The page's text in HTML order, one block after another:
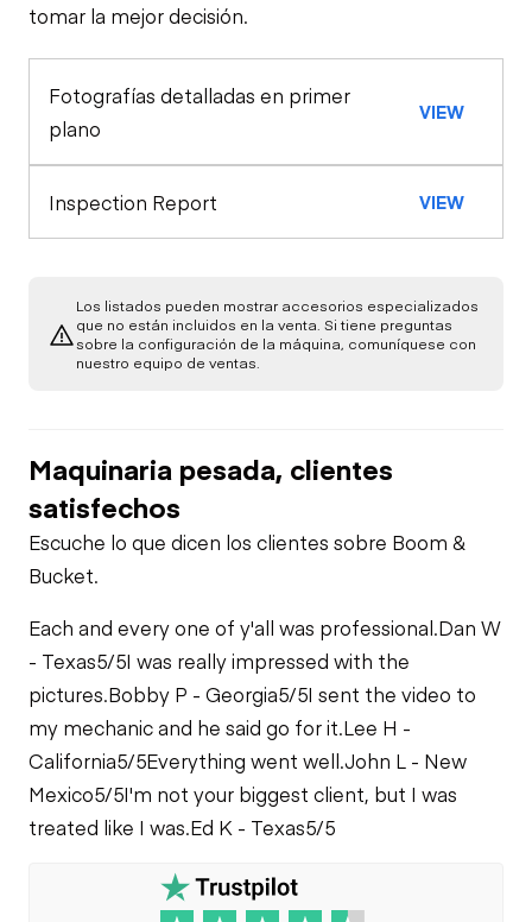
Seguridad
Bloqueo de
Acoplador Rápido
Análisis de Muestra de Aceite (motor)
Análisis de Muestra de Aceite (hidráulico)
Apariencia General
Luces Exteriores
Estación de Control
Verificación de
Arrancador
Fugas de
Combustible
Fugas del Sistema
Tren de Potencia
Caja de
Transferencia / Caja
Función Limitada
Verificación de
Función Limitada -
Frenos
Hidráulica
Verificación de
Función Limitada
tomar la mejor decisión.
Fotografías detalladas en primer
plano
VIEW
Inspection Report VIEW
Los listados pueden mostrar accesorios especializados
que no están incluidos en la venta. Si tiene preguntas
sobre la configuración de la máquina, comuníquese con
nuestro equipo de ventas.
Maquinaria pesada, clientes
satisfechos
Escuche lo que dicen los clientes sobre Boom &
Bucket.
Each and every one of y'all was professional.Dan W
- Texas5/5I was really impressed with the
pictures.Bobby P - Georgia5/5I sent the video to
my mechanic and he said go for it.Lee H -
California5/5Everything went well.John L - New
Mexico5/5I'm not your biggest client, but I was
treated like I was.Ed K - Texas5/5